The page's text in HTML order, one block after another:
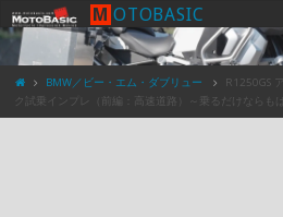
M OTOBASIC
BMW／ビー・エム・ダブリュー
R1250GS
ク試乗インプレ（前編：高速道路）～乗るだけならも